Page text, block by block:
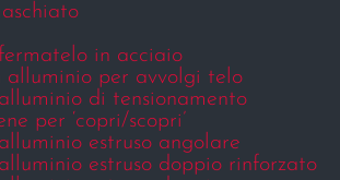
in acciaio
alluminio per avvolgi telo
di tensionamento
per ‘copri/scopri’
estruso angolare
estruso doppio rinforzato